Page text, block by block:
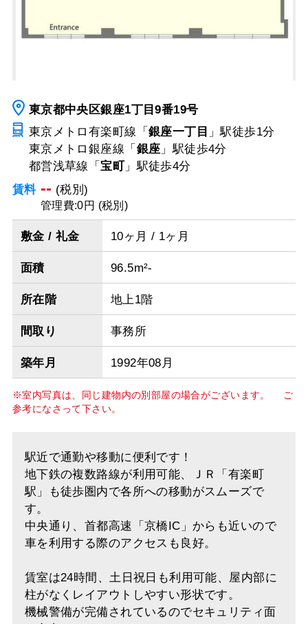
東京都中央区銀座1丁目9番19号
東京メトロ有楽町線「 銀座一丁目 」駅徒歩1分
東京メトロ銀座線「 銀座 」駅徒歩4分
都営浅草線「宝町 」駅徒歩4分
賃料 -- (税別)
管理費:0円 (税別)
敷金 / 礼金 10ヶ月 / 1ヶ月
面積 96.5m²-
所在階 地上1階
間取り 事務所
築年月 1992年08月
※室内写真は、同じ建物内の別部屋の場合がございます。 ご
参考になさって下さい。
駅近で通勤や移動に便利です！
地下鉄の複数路線が利用可能、ＪＲ「有楽町
駅」も徒歩圏内で各所への移動がスムーズで
す。
中央通り、首都高速「京橋IC」からも近いので
車を利用する際のアクセスも良好。
賃室は24時間、土日祝日も利用可能、屋内部に
柱がなくレイアウトしやすい形状です。
機械警備が完備されているのでセキュリティ面